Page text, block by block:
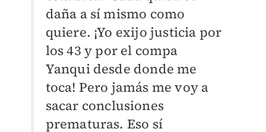
daña a sí mismo como
quiere. ¡Yo exijo justicia por
los 43 y por el compa
Yanqui desde donde me
toca! Pero jamás me voy a
sacar conclusiones
prematuras. Eso sí